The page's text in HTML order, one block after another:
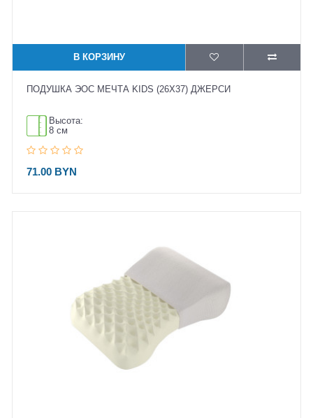
В КОРЗИНУ
ПОДУШКА ЭОС МЕЧТА KIDS (26X37) ДЖЕРСИ
Высота:
8 см
71.00 BYN